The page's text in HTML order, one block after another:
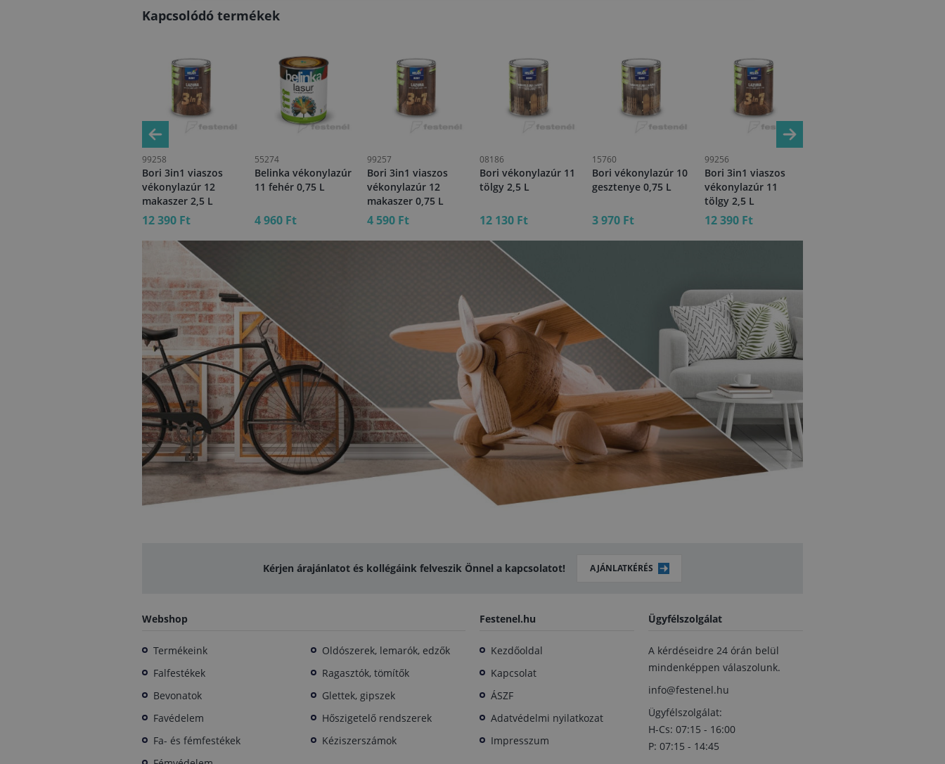
Kapcsolódó termékek
99258
Bori 3in1 viaszos
vékonylazúr 12
makaszer 2,5 L
12 390 Ft
55274
Belinka vékonylazúr
11 fehér 0,75 L
4 960 Ft
99257
Bori 3in1 viaszos
vékonylazúr 12
makaszer 0,75 L
4 590 Ft
08186
Bori vékonylazúr 11
tölgy 2,5 L
12 130 Ft
15760
Bori vékonylazúr 10
gesztenye 0,75 L
3 970 Ft
99256
Bori 3in1 viaszos
vékonylazúr 11
tölgy 2,5 L
12 390 Ft
Kérjen árajánlatot és kollégáink felveszik Önnel a kapcsolatot! AJÁNLATKÉRÉS
Webshop
Termékeink
Falfestékek
Bevonatok
Favédelem
Fa- és fémfestékek
Oldószerek, lemarók, edzők
Ragasztók, tömítők
Glettek, gipszek
Hőszigetelő rendszerek
Kéziszerszámok
Festenel.hu
Kezdőoldal
Kapcsolat
ÁSZF
Adatvédelmi nyilatkozat
Impresszum
Ügyfélszolgálat
A kérdéseidre 24 órán belül
mindenképpen válaszolunk.
info@festenel.hu
Ügyfélszolgálat:
H-Cs: 07:15 - 16:00
P: 07:15 - 14:45